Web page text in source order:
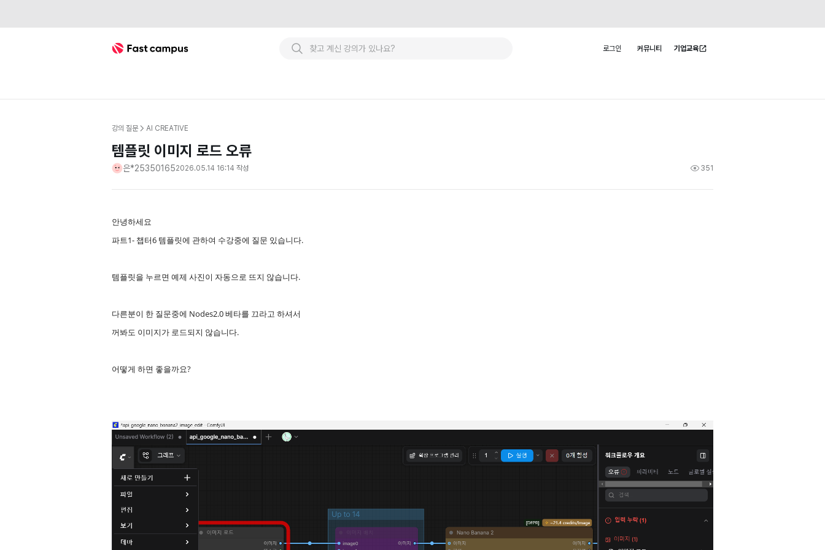
Fast Campus 로그인 커뮤니티 기업교육
강의 질문 AI CREATIVE
템플릿 이미지 로드 오류
은*253501652026.05.14 16:14 작성 351
안녕하세요
파트1- 챕터6 템플릿에 관하여 수강중에 질문 있습니다.
템플릿을 누르면 예제 사진이 자동으로 뜨지 않습니다.
다른분이 한 질문중에 Nodes2.0 베타를 끄라고 하셔서
꺼봐도 이미지가 로드되지 않습니다.
어떻게 하면 좋을까요?